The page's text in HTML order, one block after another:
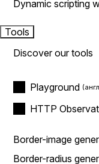
Dynamic scripting
Tools
Discover our tools
Playground
HTTP
Border-image
Border-radius